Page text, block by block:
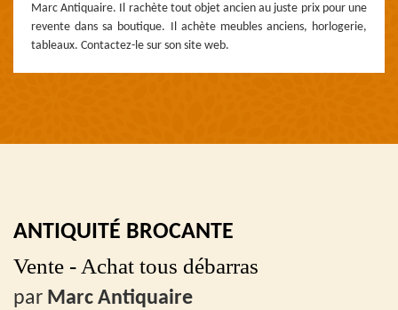
Marc Antiquaire. Il rachète tout objet ancien au juste prix pour une
revente dans sa boutique. Il achète meubles anciens, horlogerie,
tableaux. Contactez-le sur son site web.
ANTIQUITÉ BROCANTE
Vente - Achat tous débarras
par Marc Antiquaire